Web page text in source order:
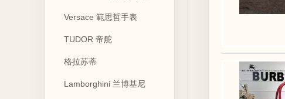
Versace 範思哲手表
TUDOR 帝舵
格拉苏蒂
Lamborghini 兰博基尼